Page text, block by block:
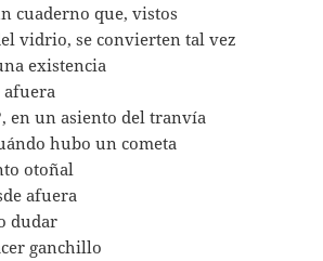
cuaderno que, vistos
vidrio, se convierten tal vez
existencia
afuera
en un asiento del tranvía
hubo un cometa
otoñal
afuera
dudar
ganchillo